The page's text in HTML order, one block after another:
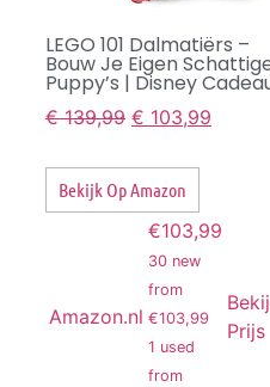
LEGO 101 Dalmatiërs –
Bouw Je Eigen
Puppy’s | Disney
€139,99 € 103,99
Bekijk Op Amazon
Amazon.nl
€103,99
30 new
from
€103,99
1 used
from
Prijs